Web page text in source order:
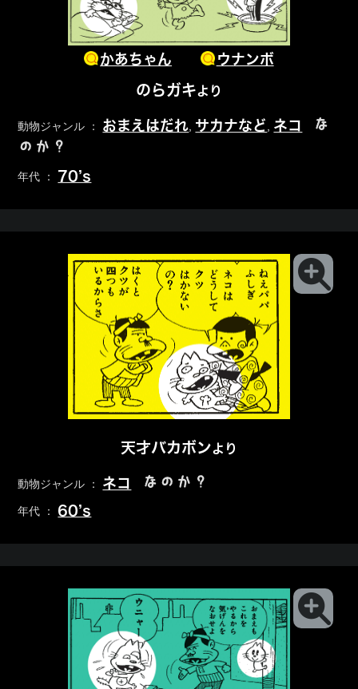
かあちゃん ウナンボ
のらガキより
動物ジャンル ： おまえはだれ サカナなど ネコ
な
のか？
年代 ： 70’s
天才バカボンより
動物ジャンル ： ネコ なのか？
年代 ： 60’s